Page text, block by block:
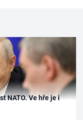
NATO. Ve hře je i